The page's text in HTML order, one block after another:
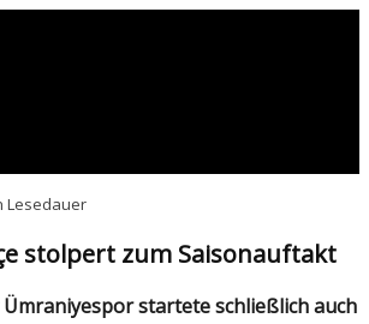
Lesedauer
stolpert zum Saisonauftakt